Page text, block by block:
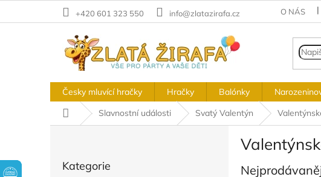
+420 601 323 550 info@zlatazirafa.cz O NÁS
Česky mluvící hračky Hračky Balónky
Domů
Slavnostní události Svatý Valentýn
kategorie
Kategorie